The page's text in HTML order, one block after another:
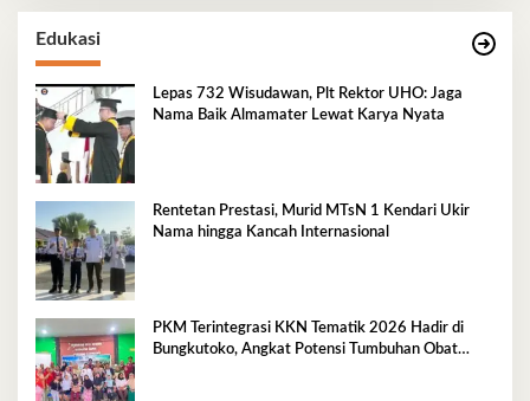
Edukasi
Lepas 732 Wisudawan, Plt Rektor UHO: Jaga
Nama Baik Almamater Lewat Karya Nyata
Rentetan Prestasi, Murid MTsN 1 Kendari Ukir
Nama hingga Kancah Internasional
PKM Terintegrasi KKN Tematik 2026 Hadir di
Bungkutoko, Angkat Potensi Tumbuhan Obat